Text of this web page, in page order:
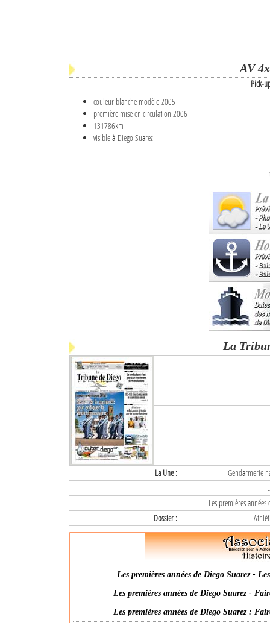
AV
Pick-
couleur blanche modèle 2005
première mise en circulation 2006
131786km
visible à Diego Suarez
La
La Une :
Gendarmerie
Les premières
Dossier :
Les premières années de Diego Suarez -
Les premières années de Diego Suarez -
Les premières années de Diego Suarez :